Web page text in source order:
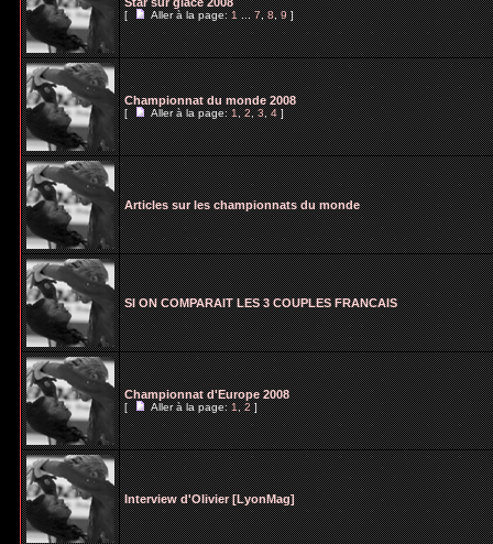
[ Aller à la page:1...7,8,9]
Championnat du monde 2008
[ Aller à la page:1,2,3,4]
Articles sur les championnats du monde
SI ON COMPARAIT LES 3 COUPLES FRANCAIS
Championnat d'Europe 2008
[ Aller à la page:1,2]
Interview d'Olivier [LyonMag]